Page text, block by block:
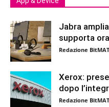
Jabra
supporta
Redazione BitMAT
Xerox:
dopo
Redazione BitMAT